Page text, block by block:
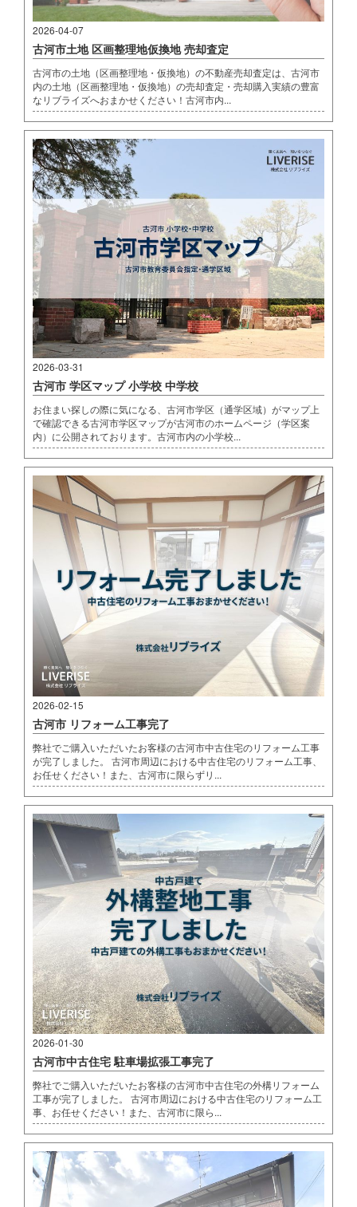
2026-04-07
古河市土地 区画整理地仮換地 売却査定
古河市の土地（区画整理地・仮換地）の不動産売却査定は、古河市
内の土地（区画整理地・仮換地）の売却査定・売却購入実績の豊富
なリブライズへおまかせください！古河市内...
2026-03-31
古河市 学区マップ 小学校 中学校
お住まい探しの際に気になる、古河市学区（通学区域）がマップ上
で確認できる古河市学区マップが古河市のホームページ（学区案
内）に公開されております。古河市内の小学校...
2026-02-15
古河市 リフォーム工事完了
弊社でご購入いただいたお客様の古河市中古住宅のリフォーム工事
が完了しました。 古河市周辺における中古住宅のリフォーム工事、
お任せください！また、古河市に限らずリ...
2026-01-30
古河市中古住宅 駐車場拡張工事完了
弊社でご購入いただいたお客様の古河市中古住宅の外構リフォーム
工事が完了しました。 古河市周辺における中古住宅のリフォーム工
事、お任せください！また、古河市に限ら...